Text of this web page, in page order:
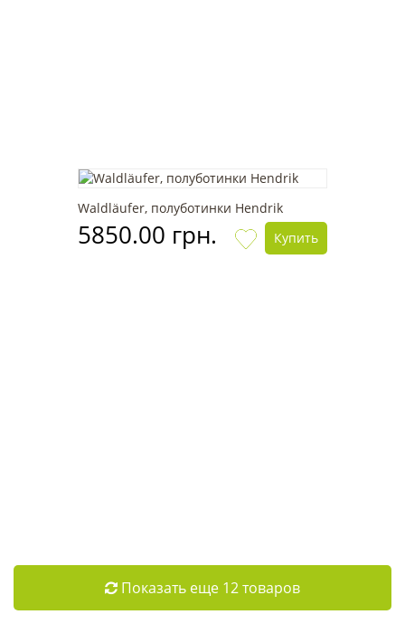
Waldläufer, полуботинки Hendrik
5850.00 грн. Купить
Показать еще 12 товаров